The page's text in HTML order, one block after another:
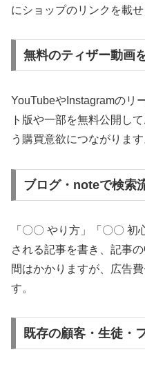
にショップのリンクを載せ
無料のティザー動画
YouTubeやInstagramのリ
ト版や一部を無料公開し
う購買意欲につながります
ブログ・noteで検索
「〇〇 やり方」「〇〇
される記事を書き、記事
間はかかりますが、広告
す。
既存の顧客・生徒・